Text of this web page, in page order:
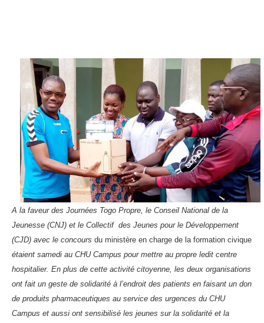
A la faveur des Journées Togo Propre, le Conseil National de la
Jeunesse (CNJ) et le Collectif des Jeunes pour le Développement
(CJD) avec le concours du ministère en charge de la formation civique
étaient samedi au CHU Campus pour mettre au propre ledit centre
hospitalier. En plus de cette activité citoyenne, les deux organisations
ont fait un geste de solidarité à l’endroit des patients en faisant un don
de produits pharmaceutiques au service des urgences du CHU
Campus et aussi ont sensibilisé les jeunes sur la solidarité et la